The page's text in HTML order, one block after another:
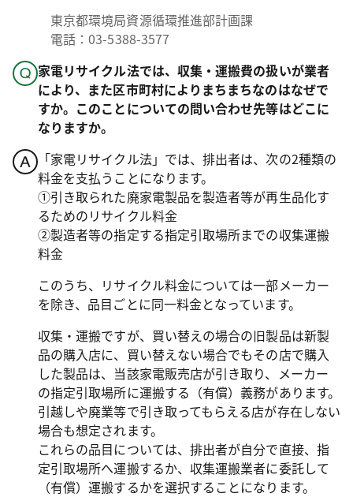
東京都環境局資源循環推進部計画課
電話：03-5388-3577
家電リサイクル法では、収集・運搬費の扱いが業者
により、また区市町村によりまちまちなのはなぜで
すか。このことについての問い合わせ先等はどこに
なりますか。
「家電リサイクル法」では、排出者は、次の2種類の
料金を支払うことになります。
①引き取られた廃家電製品を製造者等が再生品化す
るためのリサイクル料金
②製造者等の指定する指定引取場所までの収集運搬
料金
このうち、リサイクル料金については一部メーカー
を除き、品目ごとに同一料金となっています。
収集・運搬ですが、買い替えの場合の旧製品は新製
品の購入店に、買い替えない場合でもその店で購入
した製品は、当該家電販売店が引き取り、メーカー
の指定引取場所に運搬する（有償）義務があります。
引越しや廃業等で引き取ってもらえる店が存在しない
場合も想定されます。
これらの品目については、排出者が自分で直接、指
定引取場所へ運搬するか、収集運搬業者に委託して
（有償）運搬するかを選択することになります。